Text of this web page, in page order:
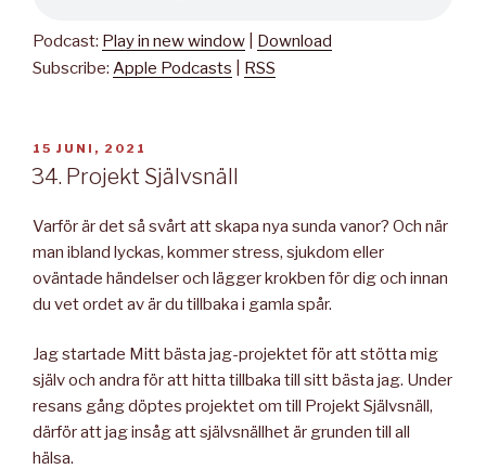
Podcast: Play in new window
Download
Subscribe: Apple Podcasts RSS
PUBLICERAT
15 JUNI, 2021
34. Projekt Självsnäll
Varför är det så svårt att skapa nya sunda vanor? Och när
man ibland lyckas, kommer stress, sjukdom eller
oväntade händelser och lägger krokben för dig och innan
du vet ordet av är du tillbaka i gamla spår.
Jag startade Mitt bästa jag-projektet för att stötta mig
själv och andra för att hitta tillbaka till sitt bästa jag. Under
resans gång döptes projektet om till Projekt Självsnäll,
därför att jag insåg att självsnällhet är grunden till all
hälsa.